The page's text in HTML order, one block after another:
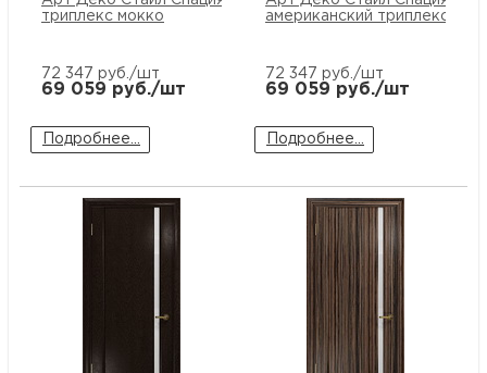
триплекс мокко
72 347 руб./шт
69 059 руб./шт
Подробнее...
американский триплекс
72 347 руб./шт
69 059 руб./шт
Подробнее...